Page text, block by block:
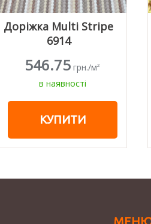
Доріжка Multi Stripe
6914
546.75 грн./м2
в наявності
КУПИТИ